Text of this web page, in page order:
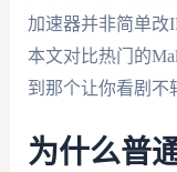
加速器并非简单改
本文对比热门的
到那个让你看剧不
为什么普